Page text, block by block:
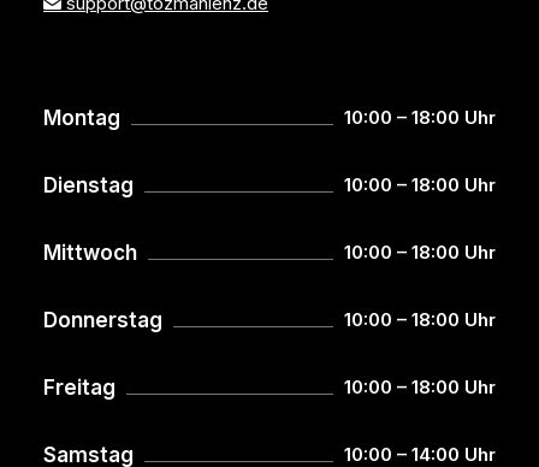
Montag 10:00 – 18:00 Uhr
Dienstag 10:00 – 18:00 Uhr
Mittwoch 10:00 – 18:00 Uhr
Donnerstag 10:00 – 18:00 Uhr
Freitag 10:00 – 18:00 Uhr
Samstag 10:00 – 14:00 Uhr